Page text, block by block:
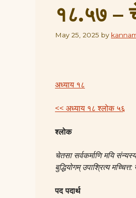
१८.५७ –
May 25, 2025 by
अध्याय १८
<< अध्याय १८ श्लोक ५६
श्लोक
चेतसा सर्वकर्माणि मयि
बुद्धियोगम् उपाश्रित्य
पद पदार्थ